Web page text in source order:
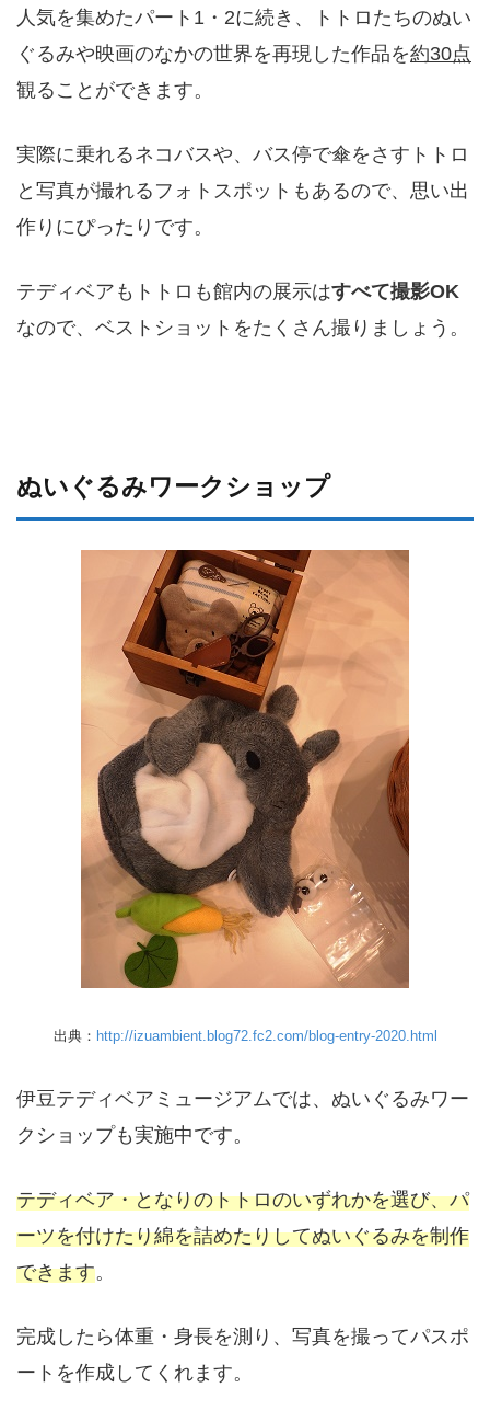
人気を集めたパート1・2に続き、トトロたちのぬい
ぐるみや映画のなかの世界を再現した作品を約30点
観ることができます。
実際に乗れるネコバスや、バス停で傘をさすトトロ
と写真が撮れるフォトスポットもあるので、思い出
作りにぴったりです。
テディベアもトトロも館内の展示はすべて撮影OK
なので、ベストショットをたくさん撮りましょう。
ぬいぐるみワークショップ
出典： http://izuambient.blog72.fc2.com/blog-entry-2020.html
伊豆テディベアミュージアムでは、ぬいぐるみワー
クショップも実施中です。
テディベア・となりのトトロのいずれかを選び、パ
ーツを付けたり綿を詰めたりしてぬいぐるみを制作
できます。
完成したら体重・身長を測り、写真を撮ってパスポ
ートを作成してくれます。